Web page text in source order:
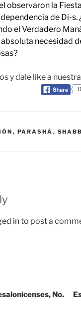
observaron la
de Di-s.
el Verdadero
necesidad
y dale like a
0
, PARASHÁ ,
into post a
No.